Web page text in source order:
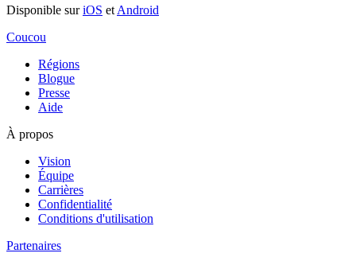
Disponible suriOS et Android
Coucou
Régions
Blogue
Presse
Aide
À propos
Vision
Équipe
Carrières
Confidentialité
Conditions d'utilisation
Partenaires